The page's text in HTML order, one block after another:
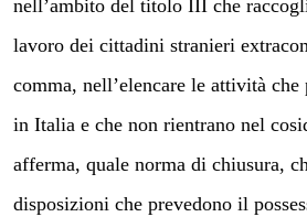
nell’ambito del titolo III che
lavoro dei cittadini stranieri
comma, nell’elencare le attività che
in Italia e che non rientrano nel
afferma, quale norma di chiusura,
disposizioni che prevedono il